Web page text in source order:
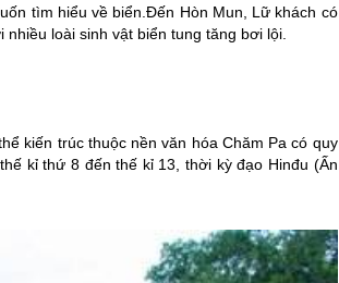
tìm hiểu về biển.Đến Hòn Mun, Lữ khách có
loài sinh vật biển tung tăng bơi lội.
kiến trúc thuộc nền văn hóa Chăm Pa có quy
kỉ thứ 8 đến thế kỉ 13, thời kỳ đạo Hinđu (Ấn